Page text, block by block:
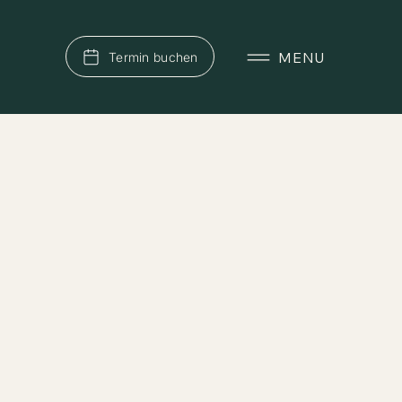
Termin buchen MENU